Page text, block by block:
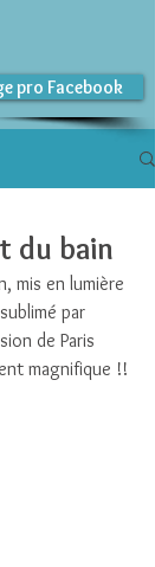
pro Facebook
du bain
mis en lumière
par
de Paris
magnifique !!